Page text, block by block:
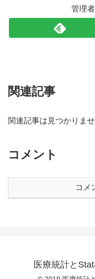
管理
関連記事
関連記事は見つかりませ
コメント
コメ
医療統計と